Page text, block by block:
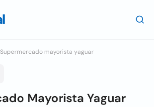
Supermercado mayorista yaguar
Mayorista Yaguar